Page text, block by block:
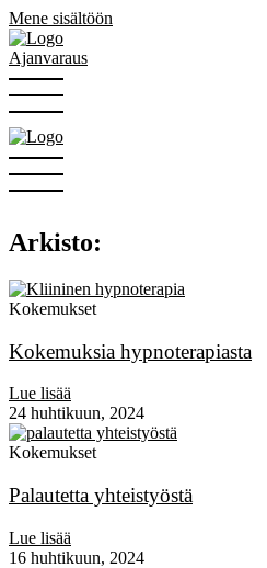
Mene sisältöön
Ajanvaraus
Arkisto:
Kokemukset
Kokemuksia hypnoterapiasta
Lue lisää
24 huhtikuun, 2024
Kokemukset
Palautetta yhteistyöstä
Lue lisää
16 huhtikuun, 2024